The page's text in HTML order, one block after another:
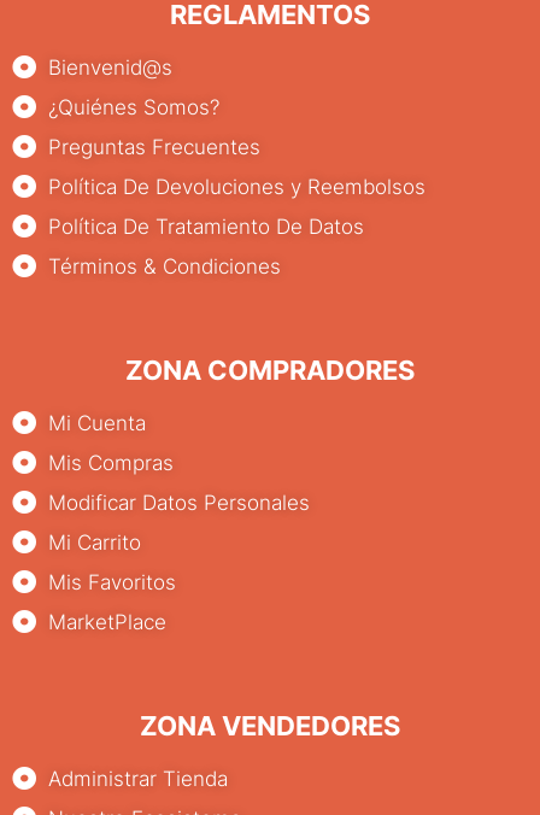
REGLAMENTOS
Bienvenid@s
¿Quiénes Somos?
Preguntas Frecuentes
Política De Devoluciones y Reembolsos
Política De Tratamiento De Datos
Términos & Condiciones
ZONA COMPRADORES
Mi Cuenta
Mis Compras
Modificar Datos Personales
Mi Carrito
Mis Favoritos
MarketPlace
ZONA VENDEDORES
Administrar Tienda